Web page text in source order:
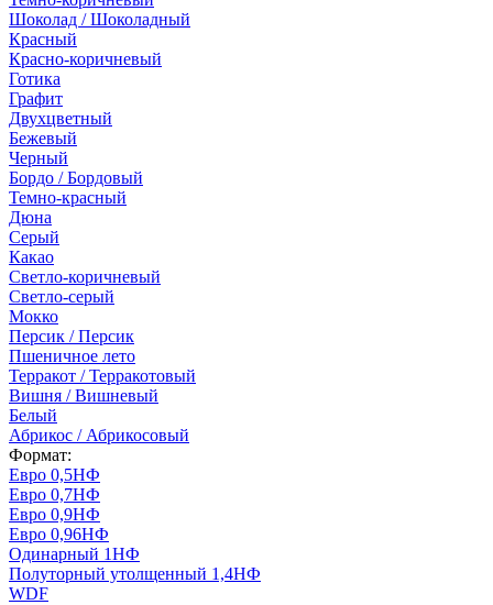
Шоколад / Шоколадный
Красный
Красно-коричневый
Готика
Графит
Двухцветный
Бежевый
Черный
Бордо / Бордовый
Темно-красный
Дюна
Серый
Какао
Светло-коричневый
Светло-серый
Мокко
Персик / Персик
Пшеничное лето
Терракот / Терракотовый
Вишня / Вишневый
Белый
Абрикос / Абрикосовый
Формат:
Евро 0,5НФ
Евро 0,7НФ
Евро 0,9НФ
Евро 0,96НФ
Одинарный 1НФ
Полуторный утолщенный 1,4НФ
WDF